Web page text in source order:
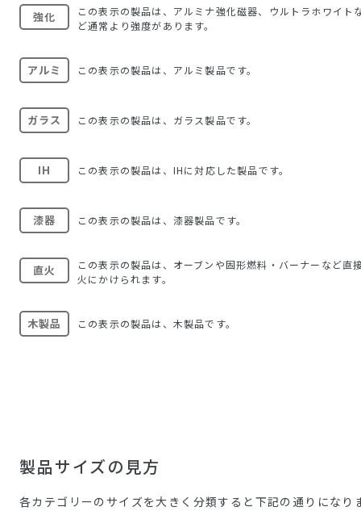
強化
この表示の製品は、アルミナ強化磁器、ウルトラホワイト
ど通常より強度があります。
アルミ この表示の製品は、アルミ製品です。
ガラス この表示の製品は、ガラス製品です。
IH この表示の製品は、IHに対応した製品です。
漆器 この表示の製品は、漆器製品です。
直火
この表示の製品は、オーブンや固形燃料・バーナーなど直
火にかけられます。
木製品 この表示の製品は、木製品です。
製品サイズの見方
各カテゴリーのサイズを大きく分類すると下記の通りになり